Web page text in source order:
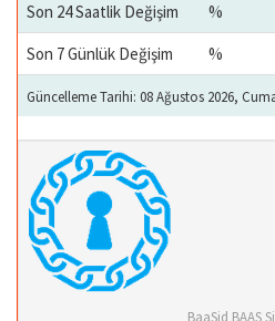
Son 24 Saatlik Değişim
%
Son 7 Günlük Değişim
%
Güncelleme Tarihi: 08 Ağustos 2026,
BaaSid BAAS